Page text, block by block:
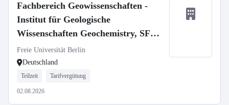
Fachbereich Geowissenschaften -
Institut für Geologische
Wissenschaften Geochemistry, SFB
1759
Freie Universität Berlin
Deutschland
Teilzeit Tarifvergütung
02.08.2026